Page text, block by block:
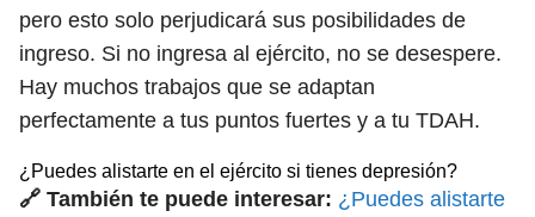
pero esto solo perjudicará sus posibilidades de
ingreso. Si no ingresa al ejército, no se desespere.
Hay muchos trabajos que se adaptan
perfectamente a tus puntos fuertes y a tu TDAH.
¿Puedes alistarte en el ejército si tienes depresión?
🔗 También te puede interesar: ¿Puedes alistarte